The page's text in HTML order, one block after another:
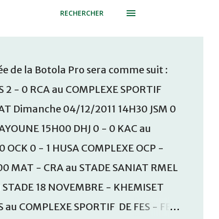
RECHERCHER
de la Botola Pro sera comme suit :
- 0 RCA au COMPLEXE SPORTIF
Dimanche 04/12/2011 14H30 JSM 0
15H00 DHJ 0 - 0 KAC au
OCK 0 - 1 HUSA COMPLEXE OCP -
MAT - CRA au STADE SANIAT RMEL
18 NOVEMBRE - KHEMISET
COMPLEXE SPORTIF DE FES - FES